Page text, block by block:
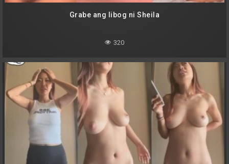
Grabe ang libog ni Sheila
320